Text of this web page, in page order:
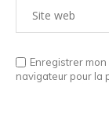
Enregistrer
navigateur pour la